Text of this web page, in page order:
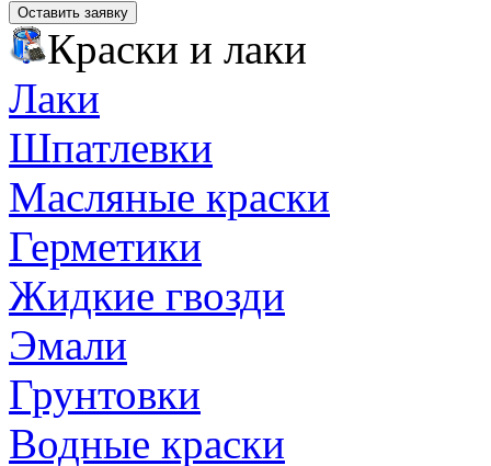
Оставить заявку
Краски и лаки
Лаки
Шпатлевки
Масляные краски
Герметики
Жидкие гвозди
Эмали
Грунтовки
Водные краски